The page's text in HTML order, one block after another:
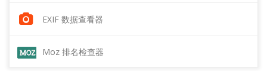
EXIF 数据查看器
Moz 排名检查器